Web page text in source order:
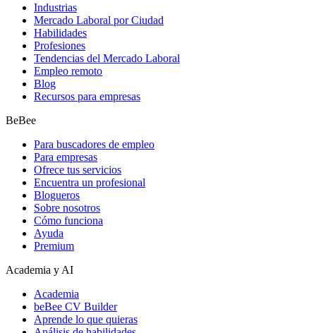
Industrias
Mercado Laboral por Ciudad
Habilidades
Profesiones
Tendencias del Mercado Laboral
Empleo remoto
Blog
Recursos para empresas
BeBee
Para buscadores de empleo
Para empresas
Ofrece tus servicios
Encuentra un profesional
Blogueros
Sobre nosotros
Cómo funciona
Ayuda
Premium
Academia y AI
Academia
beBee CV Builder
Aprende lo que quieras